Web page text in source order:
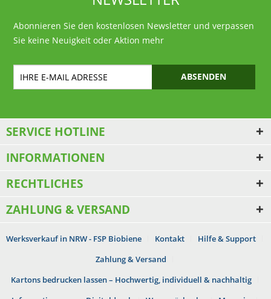
Abonnieren Sie den kostenlosen Newsletter und verpassen
Sie keine Neuigkeit oder Aktion mehr
ABSENDEN
SERVICE HOTLINE
INFORMATIONEN
RECHTLICHES
ZAHLUNG & VERSAND
Werksverkauf in NRW - FSP Biobiene Kontakt
Hilfe & Support
Zahlung & Versand
Kartons bedrucken lassen – Hochwertig, individuell & nachhaltig